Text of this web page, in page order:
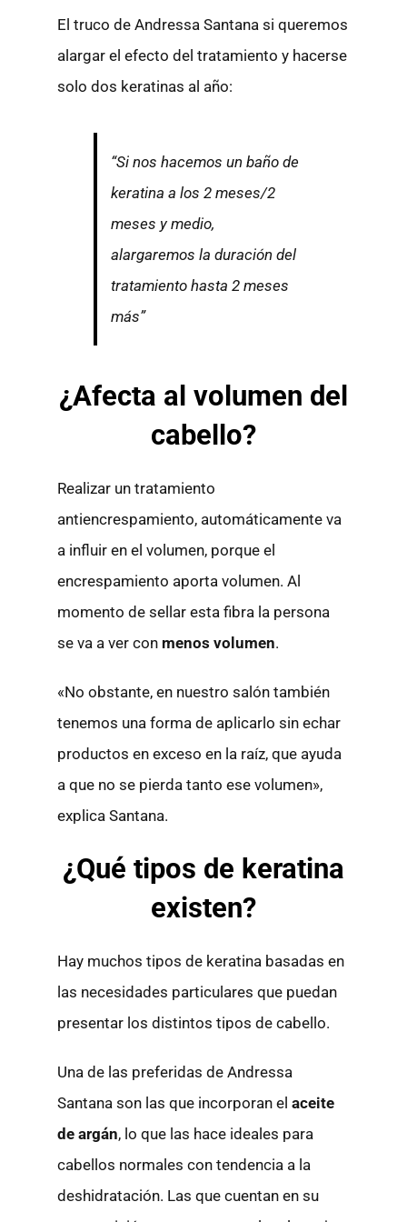
El truco de Andressa Santana si queremos
alargar el efecto del tratamiento y hacerse
solo dos keratinas al año:
“Si nos hacemos un baño de
keratina a los 2 meses/2
meses y medio,
alargaremos la duración del
tratamiento hasta 2 meses
más”
¿Afecta al volumen del
cabello?
Realizar un tratamiento
antiencrespamiento, automáticamente va
a influir en el volumen, porque el
encrespamiento aporta volumen. Al
momento de sellar esta fibra la persona
se va a ver con menos volumen.
«No obstante, en nuestro salón también
tenemos una forma de aplicarlo sin echar
productos en exceso en la raíz, que ayuda
a que no se pierda tanto ese volumen»,
explica Santana.
¿Qué tipos de keratina
existen?
Hay muchos tipos de keratina basadas en
las necesidades particulares que puedan
presentar los distintos tipos de cabello.
Una de las preferidas de Andressa
Santana son las que incorporan elaceite
de argán, lo que las hace ideales para
cabellos normales con tendencia a la
deshidratación. Las que cuentan en su